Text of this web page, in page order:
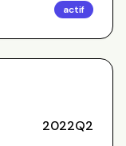
actif
2022Q2